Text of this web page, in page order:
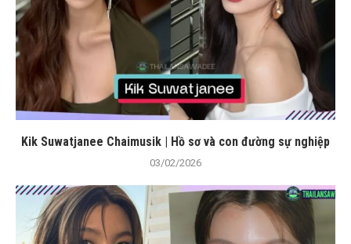
Kik Suwatjanee Chaimusik | Hồ sơ và con đường sự nghiệp
03/02/2026